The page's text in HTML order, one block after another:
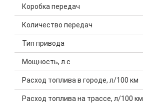
Коробка передач
Количество передач
Тип привода
Мощность, л.с
Расход топлива в городе, л/100 км
Расход топлива на трассе, л/100 км